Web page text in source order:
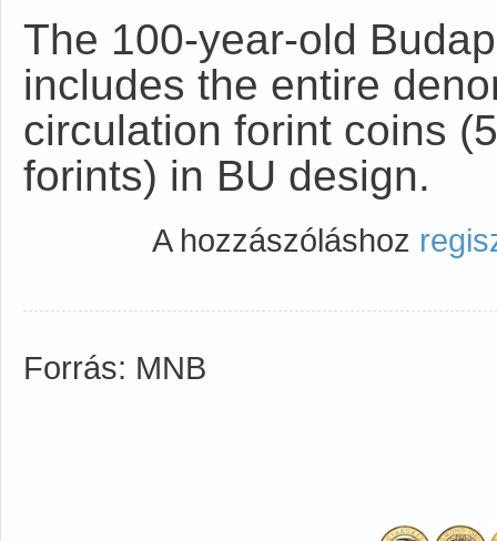
The 100-year-old
includes the entire
circulation forint coins
forints) in BU design.
A hozzászóláshoz
Forrás: MNB